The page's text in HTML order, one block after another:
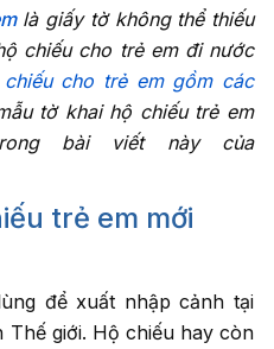
là giấy tờ không thể thiếu
chiếu cho trẻ em đi nước
cho trẻ em gồm các
tờ khai hộ chiếu trẻ em
bài viết này của
trẻ em mới
để xuất nhập cảnh tại
giới. Hộ chiếu hay còn
của bạn
*
thoại
vấn
cần tư